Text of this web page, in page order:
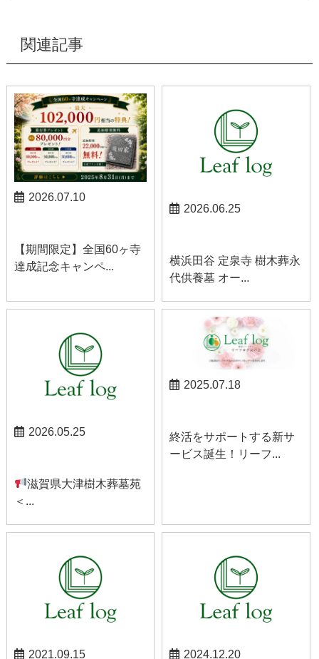
関連記事
2026.07.10
【期間限定】全国60ヶ寺
達成記念キャンペ...
2026.06.25
横浜田谷 定泉寺 樹木葬永
代供養墓 オー...
2026.05.25
滋賀県大津樹木葬墓苑
＜...
2025.07.18
終活をサポートする新サ
ービス誕生！リーフ...
2021.09.15 2024.12.20